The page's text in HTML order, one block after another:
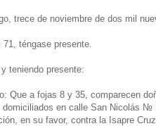
trece de noviembre de dos mil
71, téngase presente.
teniendo presente:
Que a fojas 8 y 35, comparecen
domiciliados en calle San Nicolás №
en su favor, contra la Isapre